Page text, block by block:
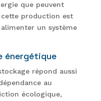
que peuvent
cette production est
un système
énergétique
répond aussi
au
écologique,